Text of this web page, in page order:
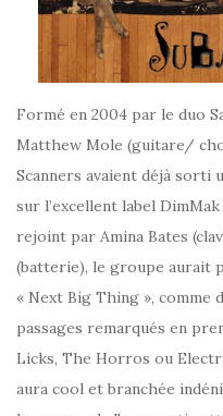
Formé en 2004 par le duo
Matthew Mole (guitare/
Scanners avaient déjà
sur l’excellent label
rejoint par Amina Bates
(batterie), le groupe aurait
« Next Big Thing », comme
passages remarqués en
Licks, The Horros ou
aura cool et branchée